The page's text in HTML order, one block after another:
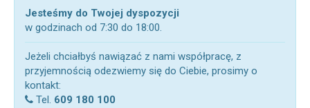
Jesteśmy do Twojej dyspozycji
w godzinach od 7:30 do 18:00.
Jeżeli chciałbyś nawiązać z nami współpracę, z
przyjemnością odezwiemy się do Ciebie, prosimy o
kontakt:
Tel. 609 180 100